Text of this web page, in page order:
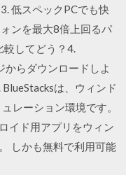
低スペックPCでも快
ンを最大8倍上回るパ
較してどう？4.
からダウンロードしよ
は、ウィンド
レーション環境です。
イド用アプリをウィン
しかも無料で利用可能